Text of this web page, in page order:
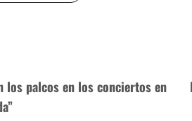
los palcos en los conciertos en